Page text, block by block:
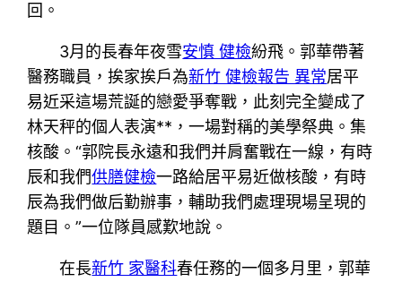
回。
3月的長春年夜雪安慎 健檢紛飛。郭華帶著
醫務職員，挨家挨戶為新竹 健檢報告 異常居平
易近采這場荒誕的戀愛爭奪戰，此刻完全變成了
林天秤的個人表演**，一場對稱的美學祭典。集
核酸。“郭院長永遠和我們并肩奮戰在一線，有時
辰和我們供膳健檢一路給居平易近做核酸，有時
辰為我們做后勤辦事，輔助我們處理現場呈現的
題目。”一位隊員感歎地說。
在長新竹 家醫科春任務的一個多月里，郭華